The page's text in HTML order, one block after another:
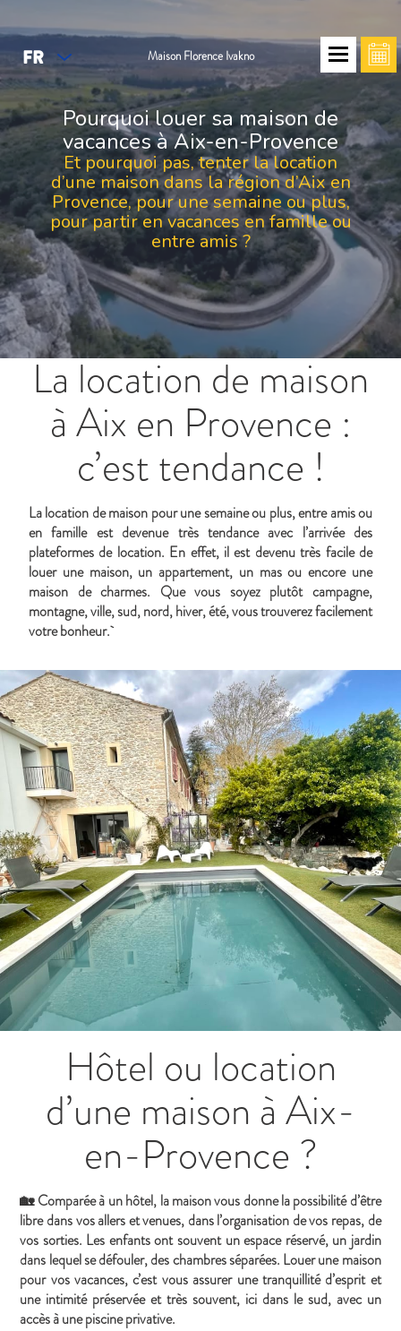
FR Maison Florence Ivakno
Pourquoi louer sa maison de
vacances à Aix-en-Provence
Et pourquoi pas, tenter la location
d’une maison dans la région d’Aix en
Provence, pour une semaine ou plus,
pour partir en vacances en famille ou
entre amis ?
La location de maison
à Aix en Provence :
c’est tendance !
La location de maison pour une semaine ou plus, entre amis ou
en famille est devenue très tendance avec l’arrivée des
plateformes de location. En effet, il est devenu très facile de
louer une maison, un appartement, un mas ou encore une
maison de charmes. Que vous soyez plutôt campagne,
montagne, ville, sud, nord, hiver, été, vous trouverez facilement
votre bonheur.
Hôtel ou location
d’une maison à Aix-
en-Provence ?
🏡 Comparée à un hôtel, la maison vous donne la possibilité d’être
libre dans vos allers et venues, dans l’organisation de vos repas, de
vos sorties. Les enfants ont souvent un espace réservé, un jardin
dans lequel se défouler, des chambres séparées. Louer une maison
pour vos vacances, c’est vous assurer une tranquillité d’esprit et
une intimité préservée et très souvent, ici dans le sud, avec un
accès à une piscine privative.